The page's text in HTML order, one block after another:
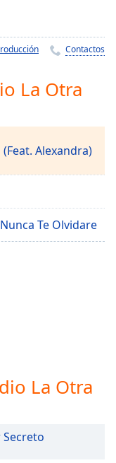
Contactos
La Otra
Alexandra)
Nunca Te Olvidare
La Otra